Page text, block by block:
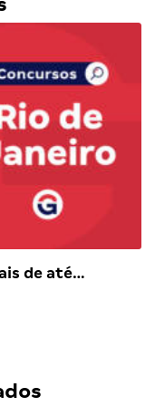
de até…